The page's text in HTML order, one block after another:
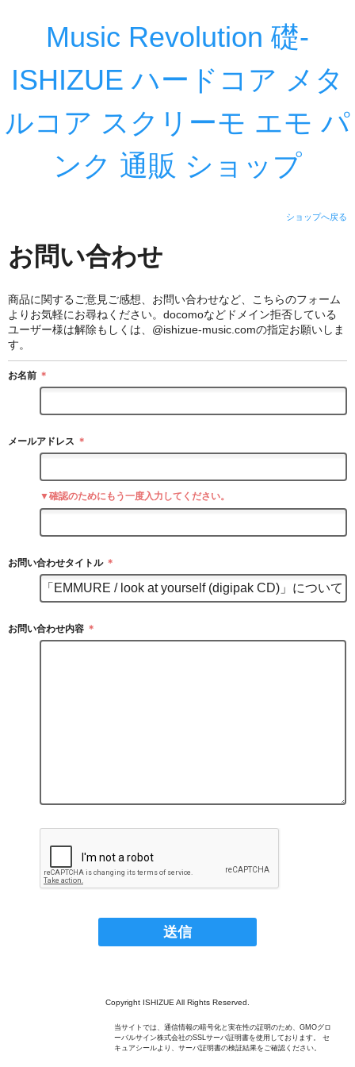
Music Revolution 礎-
ISHIZUE ハードコア メタ
ルコア スクリーモ エモ パ
ンク 通販 ショップ
ショップへ戻る
お問い合わせ
商品に関するご意見ご感想、お問い合わせなど、こちらのフォーム
よりお気軽にお尋ねください。docomoなどドメイン拒否している
ユーザー様は解除もしくは、@ishizue-music.comの指定お願いしま
す。
お名前 ＊
メールアドレス ＊
▼確認のためにもう一度入力してください。
お問い合わせタイトル ＊
お問い合わせ内容 ＊
Copyright ISHIZUE All Rights Reserved.
当サイトでは、通信情報の暗号化と実在性の証明のため、GMOグロ
ーバルサイン株式会社のSSLサーバ証明書を使用しております。 セ
キュアシールより、サーバ証明書の検証結果をご確認ください。